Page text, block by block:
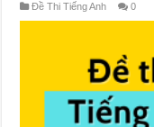
Đề Thi Tiếng Anh 0